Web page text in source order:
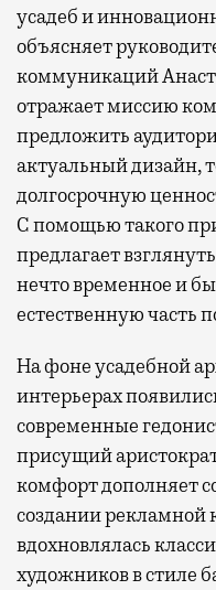
усадеб и
объясняет
коммуникаций
отражает миссию
предложить
актуальный дизайн,
долгосрочную
С помощью такого
предлагает
нечто временное и
естественную часть
На фоне усадебной
интерьерах
современные
присущий
комфорт дополняет
создании
вдохновлялась
художников в стиле